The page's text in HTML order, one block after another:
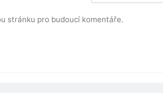
stránku pro budoucí komentáře.